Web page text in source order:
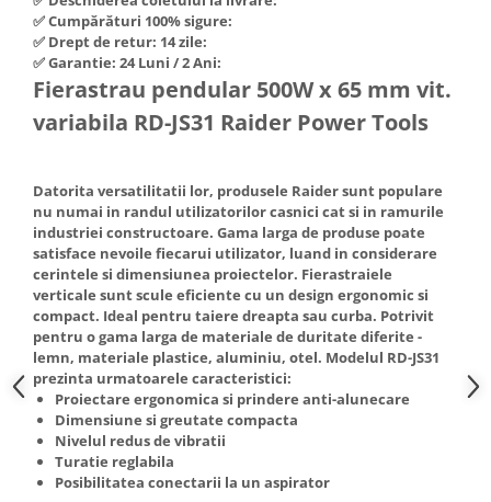
Nivela de masurat
Pistoale de impact electrice si
pneumatice
Pistoale de vopsit
Polizoare electrice de banc si
unghiulare
Rindele si freze pentru lemn
Redresoare auto - roboti de
pornire
Suflante cu aer cald
Scari metalice
Strungurii
Scule cu acumulator
Scule pentru electricieni
Hote Telescopice
Hote Traditionale
Hote Incorporabile
Hote Country
Hote Insula
Accesorii, consumabile hote
Masini de tocat carne
Masini de carnati ( CARNATARI )
Masini de spalat vase
Masini de spalat vase incorporabile
Masini de spalat vase
independente
Masini de spalat rufe
Masini de spalat rufe frontale
Masini de spalat rufe verticale
Masini de spalat rufe incorporabile
✅ Cumpărături 100% sigure:
✅ Drept de retur: 14 zile:
✅ Garantie: 24 Luni / 2 Ani:
Fierastrau pendular 500W x 65 mm vit.
variabila RD-JS31 Raider Power Tools
Datorita versatilitatii lor, produsele Raider sunt populare
nu numai in randul utilizatorilor casnici cat si in ramurile
industriei constructoare. Gama larga de produse poate
satisface nevoile fiecarui utilizator, luand in considerare
cerintele si dimensiunea proiectelor. Fierastraiele
verticale sunt scule eficiente cu un design ergonomic si
compact. Ideal pentru taiere dreapta sau curba. Potrivit
pentru o gama larga de materiale de duritate diferite -
lemn, materiale plastice, aluminiu, otel. Modelul RD-JS31
prezinta urmatoarele caracteristici:
Proiectare ergonomica si prindere anti-alunecare
Dimensiune si greutate compacta
Nivelul redus de vibratii
Turatie reglabila
Posibilitatea conectarii la un aspirator